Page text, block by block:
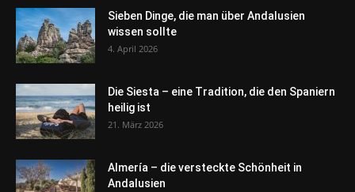
Sieben Dinge, die man über Andalusien
wissen sollte
4. April 2026
Die Siesta – eine Tradition, die den Spaniern
heilig ist
21. März 2026
Almería – die versteckte Schönheit in
Andalusien